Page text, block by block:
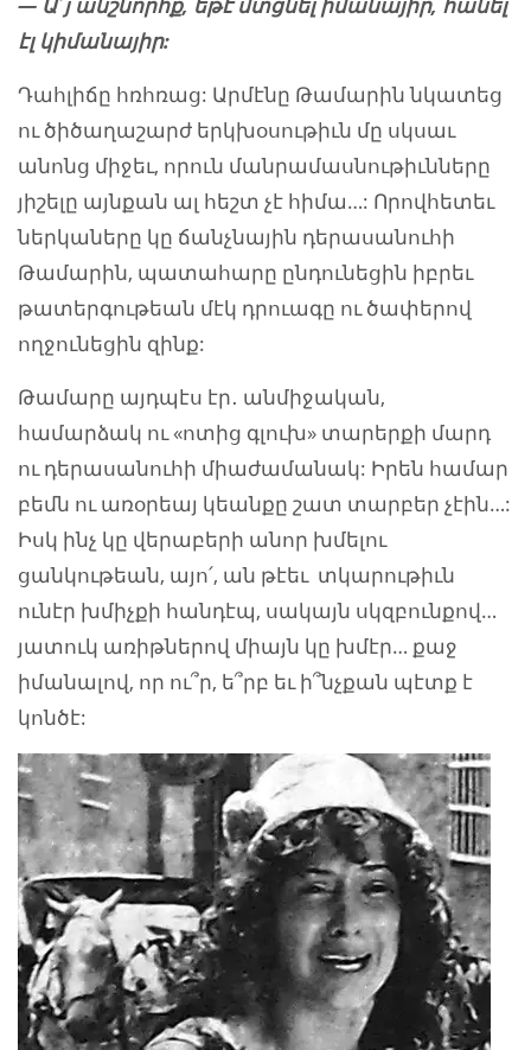
էլ կիմանայիր:
Դահլիճը հռհռաց: Արմէնը Թամարին նկատեց
ու ծիծաղաշարժ երկխօսութիւն մը սկսաւ
անոնց միջեւ, որուն մանրամասնութիւնները
յիշելը այնքան ալ հեշտ չէ հիմա…: Որովհետեւ
ներկաները կը ճանչնային դերասանուհի
Թամարին, պատահարը ընդունեցին իբրեւ
թատերգութեան մէկ դրուագը ու ծափերով
ողջունեցին զինք:
Թամարը այդպէս էր․ անմիջական,
համարձակ ու «ոտից գլուխ» տարերքի մարդ
ու դերասանուհի միաժամանակ: Իրեն համար
բեմն ու առօրեայ կեանքը շատ տարբեր չէին…:
Իսկ ինչ կը վերաբերի անոր խմելու
ցանկութեան, այո՛, ան թէեւ տկարութիւն
ունէր խմիչքի հանդէպ, սակայն սկզբունքով…
յատուկ առիթներով միայն կը խմէր… քաջ
իմանալով, որ ու՞ր, ե՞րբ եւ ի՞նչքան պէտք է
կոնծէ: